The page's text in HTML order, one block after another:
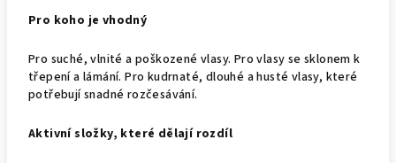
Pro koho je vhodný
Pro suché, vlnité a poškozené vlasy. Pro vlasy se sklonem k
třepení a lámání. Pro kudrnaté, dlouhé a husté vlasy, které
potřebují snadné rozčesávání.
Aktivní složky, které dělají rozdíl